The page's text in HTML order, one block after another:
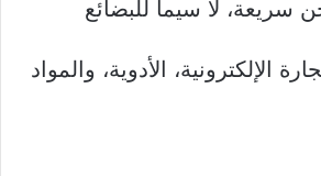
لا سيما للبضائع
الإلكترونية، الأدوية، والمواد